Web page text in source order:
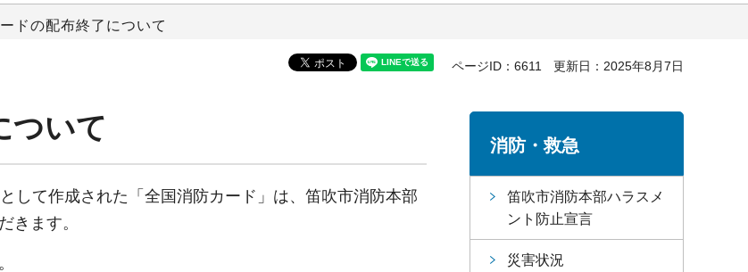
ドの配布終了について
ページID：6611 更新日：2025年8月7日
ついて
して作成された「全国消防カード」は、笛吹市消防本部
きます。
消防・救急
笛吹市消防本部ハラスメ
ント防止宣言
災害状況